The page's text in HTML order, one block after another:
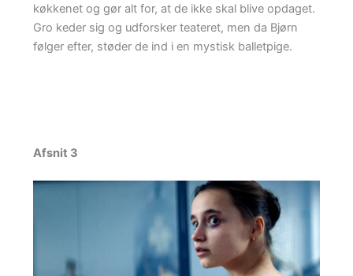
køkkenet og gør alt for, at de ikke skal blive opdaget.
Gro keder sig og udforsker teateret, men da Bjørn
følger efter, støder de ind i en mystisk balletpige.
Afsnit 3